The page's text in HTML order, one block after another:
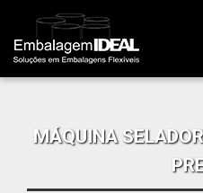
MÁQUINA